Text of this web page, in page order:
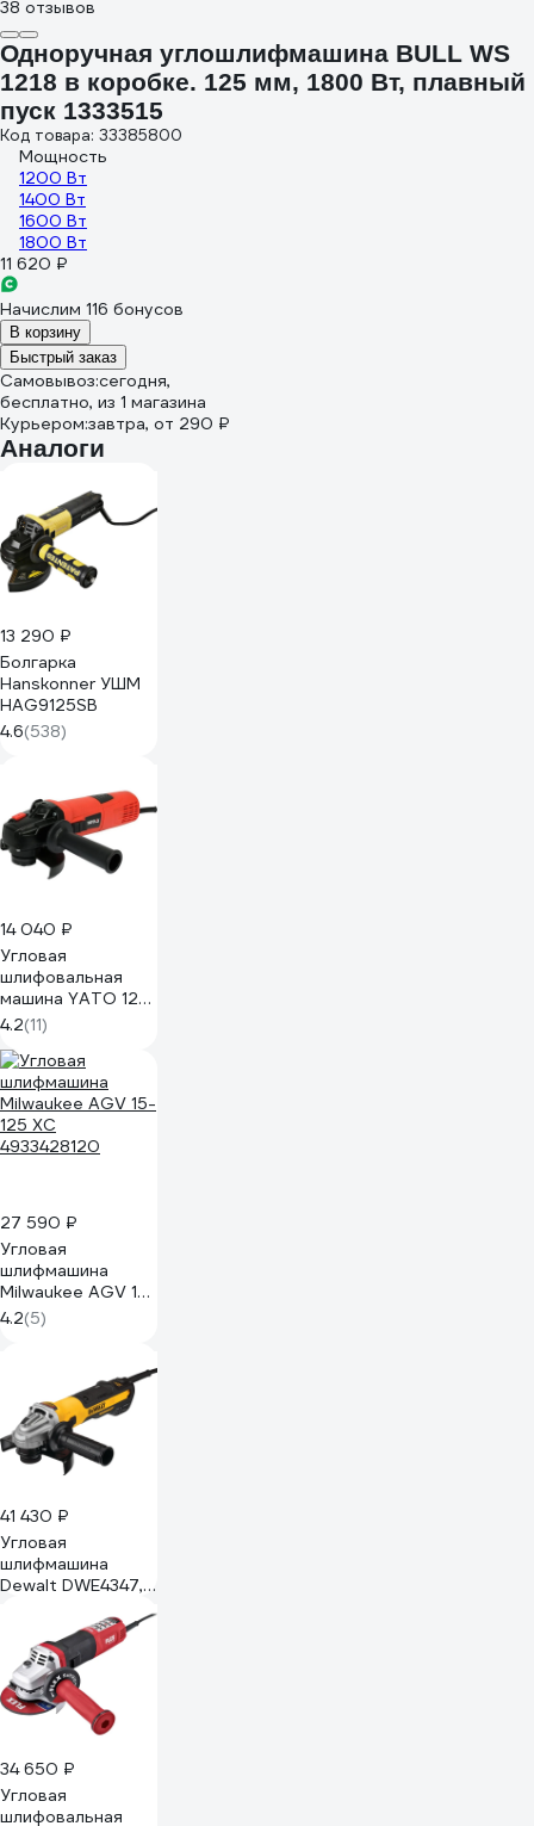
38 отзывов
Одноручная углошлифмашина BULL WS
1218 в коробке. 125 мм, 1800 Вт, плавный
пуск 1333515
Код товара: 33385800
Мощность
1200 Вт
1400 Вт
1600 Вт
1800 Вт
11 620 ₽
Начислим 116 бонусов
В корзину
Быстрый заказ
Самовывоз:сегодня,
бесплатно, из 1 магазина
Курьером:завтра, от 290 ₽
Аналоги
13 290 ₽
Болгарка
Hanskonner УШМ
HAG9125SB
4.6(538)
14 040 ₽
Угловая
шлифовальная
машина YATO 125
ММ, 1700 ВТ,
10000 ОБ/МИН
YT-821023
4.2(11)
27 590 ₽
Угловая
шлифмашина
Milwaukee AGV 15-
125 XC
4933428120
4.2(5)
41 430 ₽
Угловая
шлифмашина
Dewalt DWE4347,
10500 об/мин
DWE4347-QS
34 650 ₽
Угловая
шлифовальная